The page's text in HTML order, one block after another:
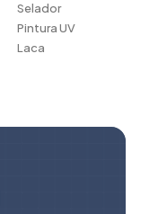
Selador
Pintura UV
Laca